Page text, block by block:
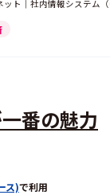
ト｜社内情報システム
番の魅力
ス)で利用